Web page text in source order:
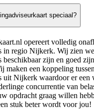
speciaal?
opereert volledig
in regio Nijkerk. Wij zien
beschikbaar zijn en goed
maken een koppeling
uit Nijkerk waardoor er
concurrentie van
opdracht graag willen
stuk beter wordt voor jou!